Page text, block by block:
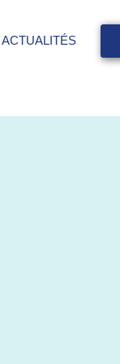
ACTUALITÉS